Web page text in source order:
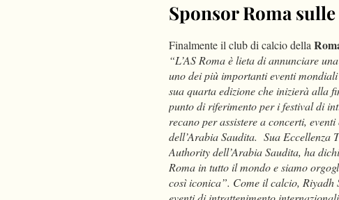
Sponsor Roma
Finalmente il club di calcio della
“L’AS Roma è lieta di annunciare
uno dei più importanti eventi
sua quarta edizione che inizierà alla
punto di riferimento per i festival di
recano per assistere a concerti,
dell’Arabia Saudita. Sua Eccellenza
Authority dell’Arabia Saudita, ha
Roma in tutto il mondo e siamo
così iconica”. Come il calcio, Riyadh